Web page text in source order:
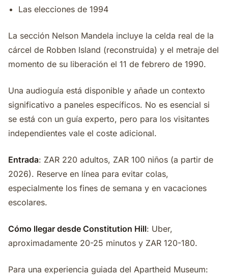
Las elecciones de 1994
La sección Nelson Mandela incluye la celda real de la
cárcel de Robben Island (reconstruida) y el metraje del
momento de su liberación el 11 de febrero de 1990.
Una audioguía está disponible y añade un contexto
significativo a paneles específicos. No es esencial si
se está con un guía experto, pero para los visitantes
independientes vale el coste adicional.
Entrada: ZAR 220 adultos, ZAR 100 niños (a partir de
2026). Reserve en línea para evitar colas,
especialmente los fines de semana y en vacaciones
escolares.
Cómo llegar desde Constitution Hill: Uber,
aproximadamente 20-25 minutos y ZAR 120-180.
Para una experiencia guiada del Apartheid Museum: